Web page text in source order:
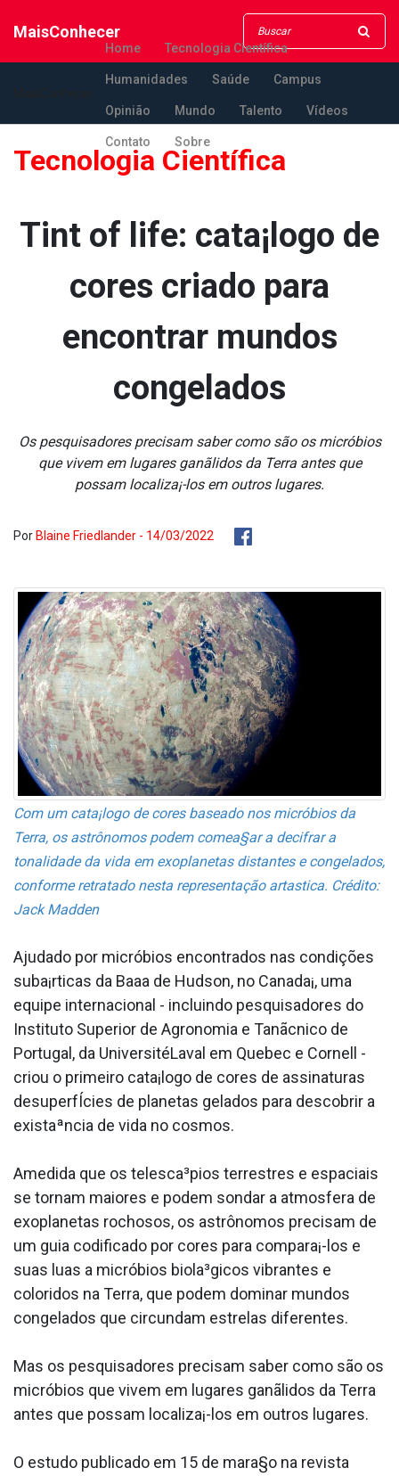
MaisConhecer
Home Tecnologia Científica
Humanidades Saúde Campus
Opinião Mundo Talento Vídeos
Contato Sobre
Tecnologia Científica
Tint of life: cata¡logo de
cores criado para
encontrar mundos
congelados
Os pesquisadores precisam saber como são os micróbios
que vivem em lugares ganãlidos da Terra antes que
possam localiza¡-los em outros lugares.
Por Blaine Friedlander - 14/03/2022
Com um cata¡logo de cores baseado nos micróbios da
Terra, os astrônomos podem comea§ar a decifrar a
tonalidade da vida em exoplanetas distantes e congelados,
conforme retratado nesta representação arta­stica. Crédito:
Jack Madden
Ajudado por micróbios encontrados nas condições
suba¡rticas da Baa­a de Hudson, no Canada¡, uma
equipe internacional - incluindo pesquisadores do
Instituto Superior de Agronomia e Tanãcnico de
Portugal, da UniversitéLaval em Quebec e Cornell -
criou o primeiro cata¡logo de cores de assinaturas
desuperfÍcies de planetas gelados para descobrir a
existaªncia de vida no cosmos.
Amedida que os telesca³pios terrestres e espaciais
se tornam maiores e podem sondar a atmosfera de
exoplanetas rochosos, os astrônomos precisam de
um guia codificado por cores para compara¡-los e
suas luas a micróbios biola³gicos vibrantes e
coloridos na Terra, que podem dominar mundos
congelados que circundam estrelas diferentes.
Mas os pesquisadores precisam saber como são os
micróbios que vivem em lugares ganãlidos da Terra
antes que possam localiza¡-los em outros lugares.
O estudo publicado em 15 de mara§o na revista